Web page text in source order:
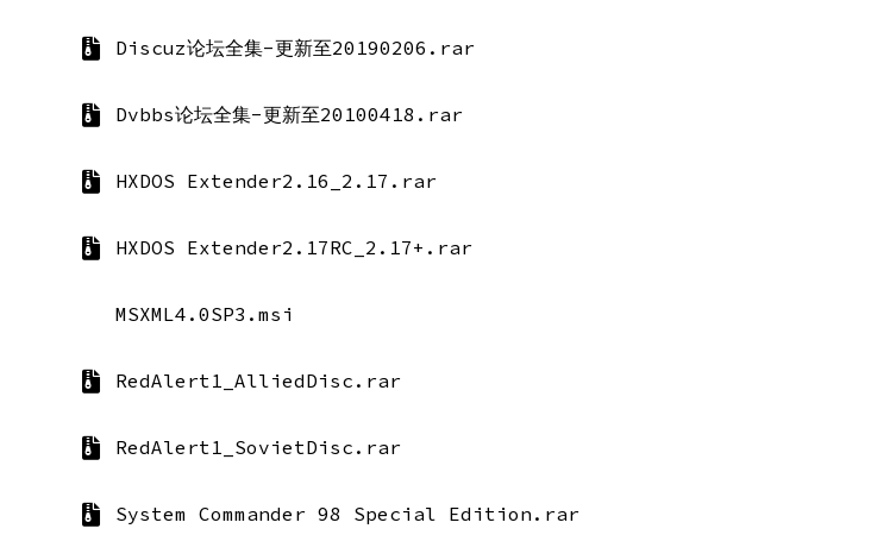
Discuz论坛全集-更新至20190206.rar
Dvbbs论坛全集-更新至20100418.rar
HXDOS Extender2.16_2.17.rar
HXDOS Extender2.17RC_2.17+.rar
MSXML4.0SP3.msi
RedAlert1_AlliedDisc.rar
RedAlert1_SovietDisc.rar
System Commander 98 Special Edition.rar